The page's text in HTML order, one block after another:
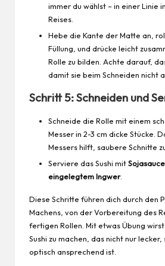
immer du wählst – in einer Linie
Reises.
Hebe die Kante der Matte an,
Füllung, und drücke leicht
Rolle zu bilden. Achte darauf,
damit sie beim Schneiden nicht
Schritt 5: Schneiden und
Schneide die Rolle mit einem
Messer in 2-3 cm dicke Stücke.
Messers hilft, saubere Schnitte
Serviere das Sushi mitSojasauce
eingelegtemIngwer.
Diese Schritte führen dich durch den
Machens, von der Vorbereitung des
fertigen Rollen. Mit etwas Übung wirst
Sushi zu machen, das nicht nur lecker,
optisch ansprechend ist.